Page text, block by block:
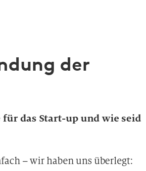
der
das Start-up und wie seid
– wir haben uns überlegt: